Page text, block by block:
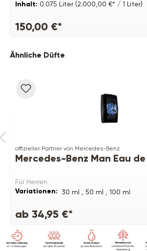
Inhalt: 0.075 Liter(2.000,00 €* / 1 Liter)
150,00 €*
Produktgalerie überspringen
Ähnliche Düfte
offizieller Partner von Mercedes-Benz
Mercedes-Benz Man Eau
Für Herren
Variationen: 30 ml , 50 ml , 100 ml
ab 34,95 €*